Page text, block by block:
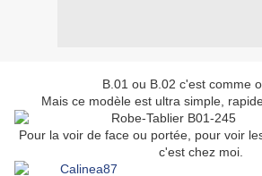
B.01 ou B.02 c'est comme
Mais ce modèle est ultra simple,
Pour la voir de face ou portée, pour voir
c'est chez moi.